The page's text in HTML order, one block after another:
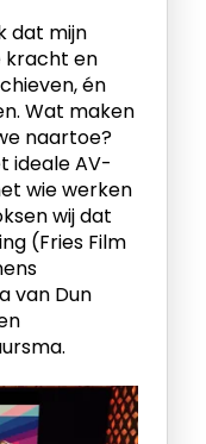
dat mijn
kracht en
én
Wat maken
naartoe?
ideale AV-
wie werken
wij dat
(Fries Film
van Dun